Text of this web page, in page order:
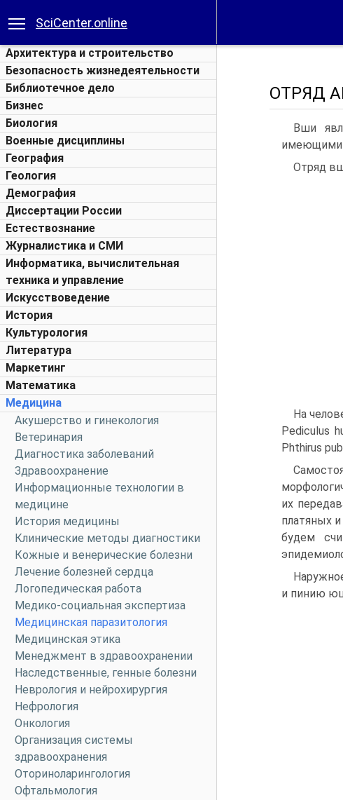
SciCenter.online
Архитектура и строительство
Безопасность жизнедеятельности
Библиотечное дело
Бизнес
Биология
Военные дисциплины
География
Геология
Демография
Диссертации России
Естествознание
Журналистика и СМИ
Информатика, вычислительная
техника и управление
Искусствоведение
История
Культурология
Литература
Маркетинг
Математика
Медицина
Акушерство и гинекология
Ветеринария
Диагностика заболеваний
Здравоохранение
Информационные технологии в
медицине
История медицины
Клинические методы диагностики
Кожные и венерические болезни
Лечение болезней сердца
Логопедическая работа
Медико-социальная экспертиза
Медицинская паразитология
Медицинская этика
Менеджмент в здравоохранении
Наследственные, генные болезни
Неврология и нейрохирургия
Нефрология
Онкология
Организация системы
здравоохранения
Оториноларингология
Офтальмология
ОТРЯД
Вши
имеющими
Отряд
На
Pediculus
Phthirus
их
платяных
будем
и пинию